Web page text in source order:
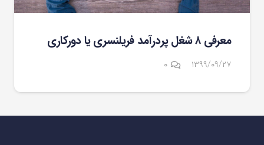
معرفی ۸ شغل پردرآمد فریلنسری یا دورکاری
۱۳۹۹/۰۹/۲۷ ۰